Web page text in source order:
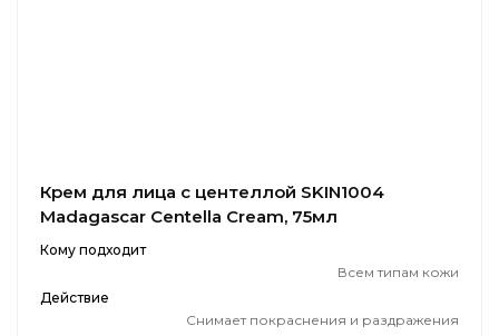
Крем для лица с центеллой SKIN1004
Madagascar Centella Cream, 75мл
Кому подходит
Всем типам кожи
Действие
Снимает покраснения и раздражения